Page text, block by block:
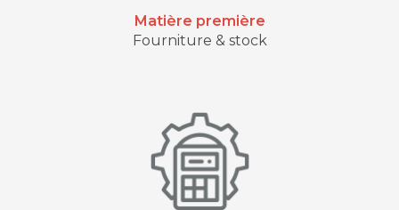
Matière première
Fourniture & stock